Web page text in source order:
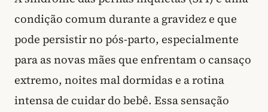
condição comum durante a gravidez e que
pode persistir no pós-parto, especialmente
para as novas mães que enfrentam o cansaço
extremo, noites mal dormidas e a rotina
intensa de cuidar do bebê. Essa sensação